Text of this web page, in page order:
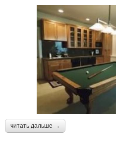
читать дальше →